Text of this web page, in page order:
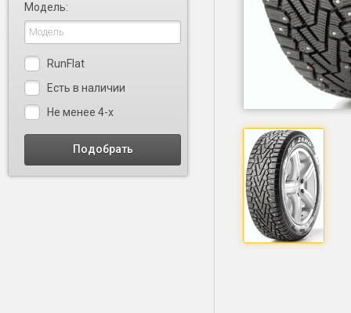
Модель:
RunFlat
Есть в наличии
Не менее 4-х